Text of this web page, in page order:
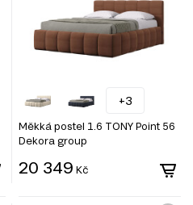
+3
Měkká postel 1.6 TONY Point 56
Dekora group
20 349 Kč